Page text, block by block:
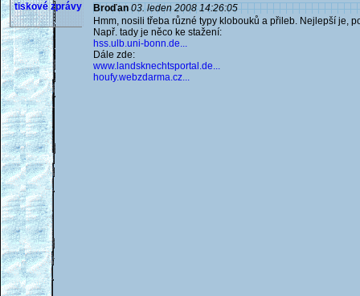
tiskové zprávy
Broďan 03. leden 2008 14:26:05
Hmm, nosili třeba různé typy klobouků a přileb. Nejlepší je,
Např. tady je něco ke stažení:
hss.ulb.uni-bonn.de...
Dále zde:
www.landsknechtsportal.de...
houfy.webzdarma.cz...